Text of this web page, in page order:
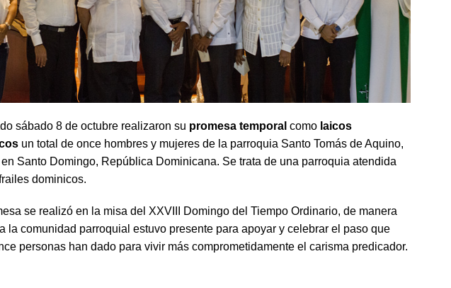
sábado 8 de octubre realizaron su promesa temporalcomo laicos
un total de once hombres y mujeres de la parroquia Santo Tomás de Aquino,
Santo Domingo, República Dominicana. Se trata de una parroquia atendida
dominicos.
se realizó en la misa del XXVIII Domingo del Tiempo Ordinario, de manera
la comunidad parroquial estuvo presente para apoyar y celebrar el paso que
personas han dado para vivir más comprometidamente el carisma predicador.